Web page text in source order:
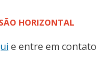
HORIZONTAL
e entre em contato